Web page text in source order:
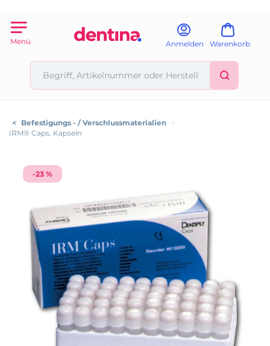
Menü Anmelden Warenkorb
< Befestigungs - / Verschlussmaterialien >
IRM® Caps, Kapseln
-23 %